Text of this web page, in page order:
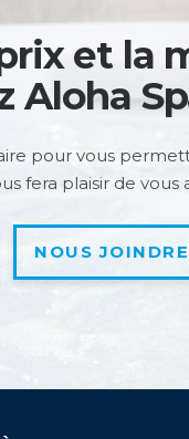
et la
Aloha
pour vous
fera plaisir de vous
NOUS JOINDRE